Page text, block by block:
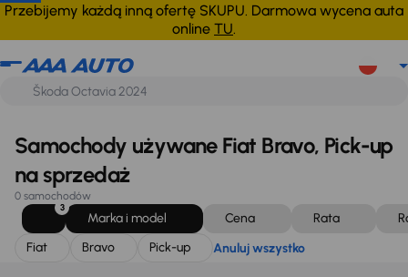
Przebijemy każdą inną ofertę SKUPU. Darmowa wycena auta
online TU.
Fiat Bravo Pick-up Anuluj wszystko
Samochody używane Fiat Bravo, Pick-up
na sprzedaż
0 samochodów
3
Marka i model Cena Rata
Fiat
Bravo Pick-up Anuluj wszystko